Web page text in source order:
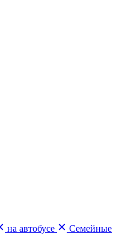
на автобусе Семейные